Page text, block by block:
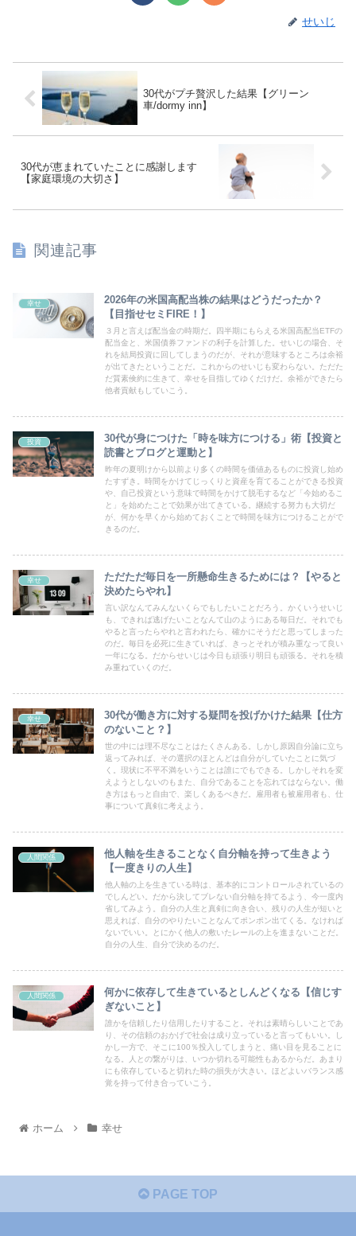
せいじ
30代がプチ贅沢した結果【グリーン
車/dormy inn】
30代が恵まれていたことに感謝します
【家庭環境の大切さ】
関連記事
幸せ
2026年の米国高配当株の結果はどうだったか？
【目指せセミFIRE！】
３月と言えば配当金の時期だ。四半期にもらえる米国高配当ETFの
配当金と、米国債券ファンドの利子を計算した。せいじの場合、そ
れを結局投資に回してしまうのだが、それが意味するところは余裕
が出てきたということだ。これからのせいじも変わらない。ただた
だ質素倹約に生きて、幸せを目指してゆくだけだ。余裕ができたら
他者貢献もしていこう。
投資
30代が身につけた「時を味方につける」術【投資と
読書とブログと運動と】
昨年の夏明けから以前より多くの時間を価値あるものに投資し始め
たすずき。時間をかけてじっくりと資産を育てることができる投資
や、自己投資という意味で時間をかけて脱毛するなど「今始めるこ
と」を始めたことで効果が出てきている。継続する努力も大切だ
が、何かを早くから始めておくことで時間を味方につけることがで
きるのだ。
幸せ
ただただ毎日を一所懸命生きるためには？【やると
決めたらやれ】
言い訳なんてみんないくらでもしたいことだろう。かくいうせいじ
も、できれば逃げたいことなんて山のようにある毎日だ。それでも
やると言ったらやれと言われたら、確かにそうだと思ってしまった
のだ。毎日を必死に生きていれば、きっとそれが積み重なって良い
一年になる。だからせいじは今日も頑張り明日も頑張る。それを積
み重ねていくのだ。
幸せ
30代が働き方に対する疑問を投げかけた結果【仕方
のないこと？】
世の中には理不尽なことはたくさんある。しかし原因自分論に立ち
返ってみれば、その選択のほとんどは自分がしていたことに気づ
く。現状に不平不満をいうことは誰にでもできる。しかしそれを変
えようとしないのもまた、自分であることを忘れてはならない。働
き方はもっと自由で、楽しくあるべきだ。雇用者も被雇用者も、仕
事について真剣に考えよう。
人間関係
他人軸を生きることなく自分軸を持って生きよう
【一度きりの人生】
他人軸の上を生きている時は、基本的にコントロールされているの
でしんどい。だから決してブレない自分軸を持てるよう、今一度内
省してみよう。自分の人生と真剣に向き合い、残りの人生が短いと
思えれば、自分のやりたいことなんてポンポン出てくる。なければ
ないでいい。とにかく他人の敷いたレールの上を進まないことだ。
自分の人生、自分で決めるのだ。
人間関係
何かに依存して生きているとしんどくなる【信じす
ぎないこと】
誰かを信頼したり信用したりすること。それは素晴らしいことであ
り、その信頼のおかげで社会は成り立っていると言ってもいい。し
かし一方で、そこに100％投入してしまうと、痛い目を見ることに
なる。人との繋がりは、いつか切れる可能性もあるからだ。あまり
にも依存していると切れた時の損失が大きい。ほどよいバランス感
覚を持って付き合っていこう。
ホーム 幸せ
PAGE TOP